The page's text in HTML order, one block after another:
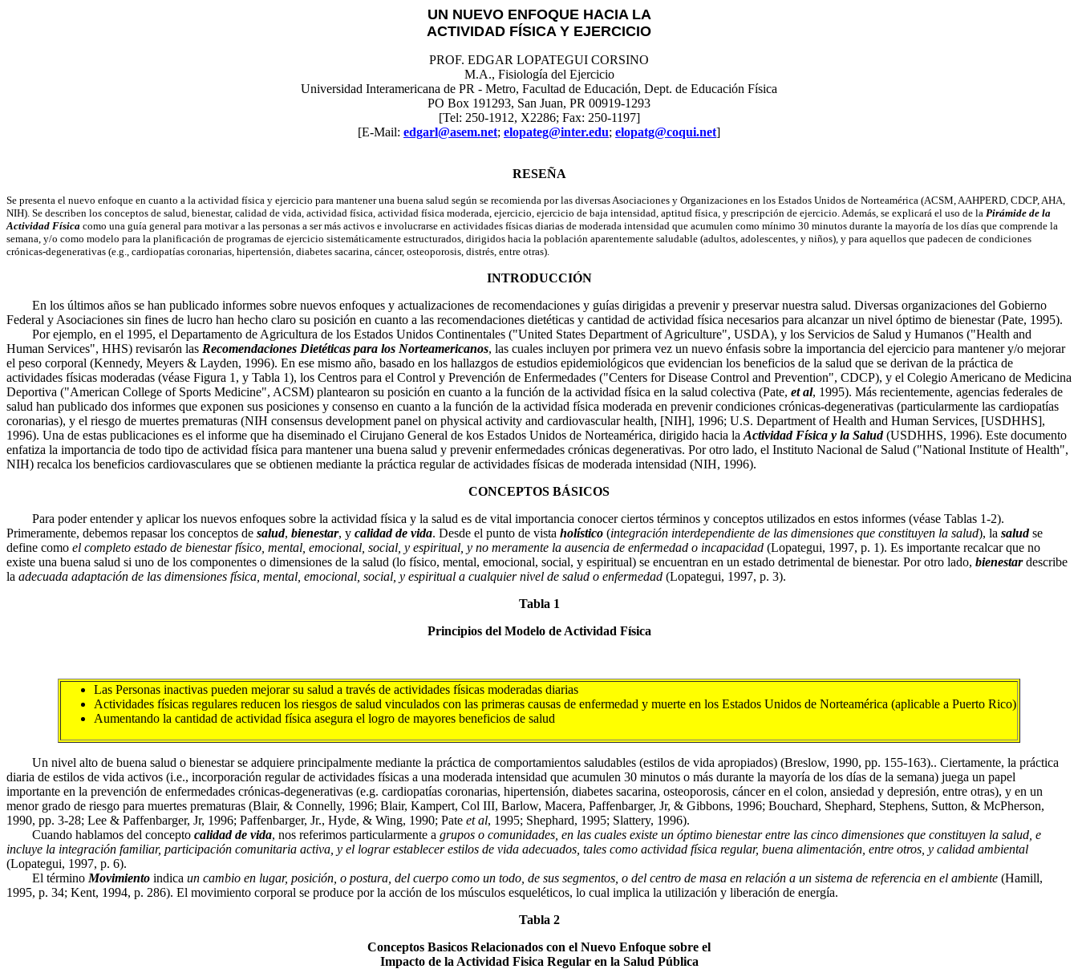
UN NUEVO ENFOQUE HACIA LA
ACTIVIDAD FÍSICA Y EJERCICIO
PROF. EDGAR LOPATEGUI CORSINO
M.A., Fisiología del Ejercicio
Universidad Interamericana de PR - Metro, Facultad de Educación, Dept. de Educación Física
PO Box 191293, San Juan, PR 00919-1293
[Tel: 250-1912, X2286; Fax: 250-1197]
[E-Mail: edgarl@asem.net; elopateg@inter.edu; elopatg@coqui.net]
RESEÑA
Se presenta el nuevo enfoque en cuanto a la actividad física y ejercicio para mantener una buena salud según se recomienda por las diversas Asociaciones y Organizaciones en los Estados Unidos de Norteamérica (ACSM, AAHPERD, CDCP, AHA,
NIH). Se describen los conceptos de salud, bienestar, calidad de vida, actividad física, actividad física moderada, ejercicio, ejercicio de baja intensidad, aptitud física, y prescripción de ejercicio. Además, se explicará el uso de la Pirámide de la
Actividad Física como una guía general para motivar a las personas a ser más activos e involucrarse en actividades físicas diarias de moderada intensidad que acumulen como mínimo 30 minutos durante la mayoría de los días que comprende la
semana, y/o como modelo para la planificación de programas de ejercicio sistemáticamente estructurados, dirigidos hacia la población aparentemente saludable (adultos, adolescentes, y niños), y para aquellos que padecen de condiciones
crónicas-degenerativas (e.g., cardiopatías coronarias, hipertensión, diabetes sacarina, cáncer, osteoporosis, distrés, entre otras).
INTRODUCCIÓN
En los últimos años se han publicado informes sobre nuevos enfoques y actualizaciones de recomendaciones y guías dirigidas a prevenir y preservar nuestra salud. Diversas organizaciones del Gobierno
Federal y Asociaciones sin fines de lucro han hecho claro su posición en cuanto a las recomendaciones dietéticas y cantidad de actividad física necesarios para alcanzar un nivel óptimo de bienestar (Pate, 1995).
Por ejemplo, en el 1995, el Departamento de Agricultura de los Estados Unidos Continentales ("United States Department of Agriculture", USDA), y los Servicios de Salud y Humanos ("Health and
Human Services", HHS) revisarón las Recomendaciones Dietéticas para los Norteamericanos, las cuales incluyen por primera vez un nuevo énfasis sobre la importancia del ejercicio para mantener y/o mejorar
el peso corporal (Kennedy, Meyers & Layden, 1996). En ese mismo año, basado en los hallazgos de estudios epidemiológicos que evidencian los beneficios de la salud que se derivan de la práctica de
actividades físicas moderadas (véase Figura 1, y Tabla 1), los Centros para el Control y Prevención de Enfermedades ("Centers for Disease Control and Prevention", CDCP), y el Colegio Americano de Medicina
Deportiva ("American College of Sports Medicine", ACSM) plantearon su posición en cuanto a la función de la actividad física en la salud colectiva (Pate, et al, 1995). Más recientemente, agencias federales de
salud han publicado dos informes que exponen sus posiciones y consenso en cuanto a la función de la actividad física moderada en prevenir condiciones crónicas-degenerativas (particularmente las cardiopatías
coronarias), y el riesgo de muertes prematuras (NIH consensus development panel on physical activity and cardiovascular health, [NIH], 1996; U.S. Department of Health and Human Services, [USDHHS],
1996). Una de estas publicaciones es el informe que ha diseminado el Cirujano General de kos Estados Unidos de Norteamérica, dirigido hacia la Actividad Física y la Salud(USDHHS, 1996). Este documento
enfatiza la importancia de todo tipo de actividad física para mantener una buena salud y prevenir enfermedades crónicas degenerativas. Por otro lado, el Instituto Nacional de Salud ("National Institute of Health",
NIH) recalca los beneficios cardiovasculares que se obtienen mediante la práctica regular de actividades físicas de moderada intensidad (NIH, 1996).
CONCEPTOS BÁSICOS
Para poder entender y aplicar los nuevos enfoques sobre la actividad física y la salud es de vital importancia conocer ciertos términos y conceptos utilizados en estos informes (véase Tablas 1-2).
Primeramente, debemos repasar los conceptos de salud, bienestar, y calidad de vida. Desde el punto de vista holístico (integración interdependiente de las dimensiones que constituyen la salud), la saludse
define como el completo estado de bienestar físico, mental, emocional, social, y espiritual, y no meramente la ausencia de enfermedad o incapacidad (Lopategui, 1997, p. 1). Es importante recalcar que no
existe una buena salud si uno de los componentes o dimensiones de la salud (lo físico, mental, emocional, social, y espiritual) se encuentran en un estado detrimental de bienestar. Por otro lado, bienestardescribe
la adecuada adaptación de las dimensiones física, mental, emocional, social, y espiritual a cualquier nivel de salud o enfermedad (Lopategui, 1997, p. 3).
Tabla 1
Principios del Modelo de Actividad Física
Las Personas inactivas pueden mejorar su salud a través de actividades físicas moderadas diarias
Actividades físicas regulares reducen los riesgos de salud vinculados con las primeras causas de enfermedad y muerte en los Estados Unidos de Norteamérica (aplicable a Puerto Rico)
Aumentando la cantidad de actividad física asegura el logro de mayores beneficios de salud
Un nivel alto de buena salud o bienestar se adquiere principalmente mediante la práctica de comportamientos saludables (estilos de vida apropiados) (Breslow, 1990, pp. 155-163).. Ciertamente, la práctica
diaria de estilos de vida activos (i.e., incorporación regular de actividades físicas a una moderada intensidad que acumulen 30 minutos o más durante la mayoría de los días de la semana) juega un papel
importante en la prevención de enfermedades crónicas-degenerativas (e.g. cardiopatías coronarias, hipertensión, diabetes sacarina, osteoporosis, cáncer en el colon, ansiedad y depresión, entre otras), y en un
menor grado de riesgo para muertes prematuras (Blair, & Connelly, 1996; Blair, Kampert, Col III, Barlow, Macera, Paffenbarger, Jr, & Gibbons, 1996; Bouchard, Shephard, Stephens, Sutton, & McPherson,
1990, pp. 3-28; Lee & Paffenbarger, Jr, 1996; Paffenbarger, Jr., Hyde, & Wing, 1990; Pate et al, 1995; Shephard, 1995; Slattery, 1996).
Cuando hablamos del concepto calidad de vida, nos referimos particularmente a grupos o comunidades, en las cuales existe un óptimo bienestar entre las cinco dimensiones que constituyen la salud, e
incluye la integración familiar, participación comunitaria activa, y el lograr establecer estilos de vida adecuados, tales como actividad física regular, buena alimentación, entre otros, y calidad ambiental
(Lopategui, 1997, p. 6).
El término Movimiento indica un cambio en lugar, posición, o postura, del cuerpo como un todo, de sus segmentos, o del centro de masa en relación a un sistema de referencia en el ambiente (Hamill,
1995, p. 34; Kent, 1994, p. 286). El movimiento corporal se produce por la acción de los músculos esqueléticos, lo cual implica la utilización y liberación de energía.
Tabla 2
Conceptos Basicos Relacionados con el Nuevo Enfoque sobre el
Impacto de la Actividad Fisica Regular en la Salud Pública